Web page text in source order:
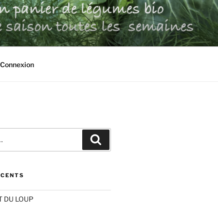
Connexion
DU LOUP